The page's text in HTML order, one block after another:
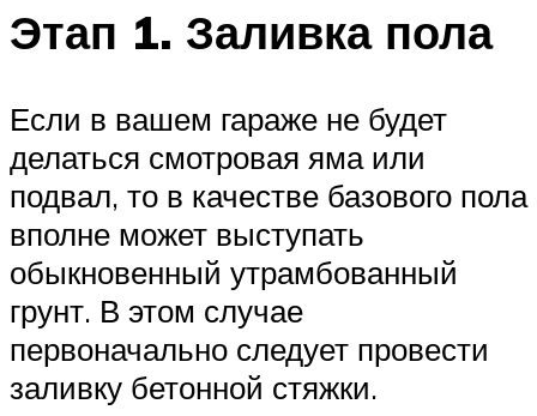
Этап 1. Заливка пола
Если в вашем гараже не будет
делаться смотровая яма или
подвал, то в качестве базового пола
вполне может выступать
обыкновенный утрамбованный
грунт. В этом случае
первоначально следует провести
заливку бетонной стяжки.